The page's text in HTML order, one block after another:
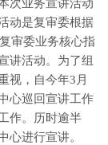
次业务宣讲活动
动是复审委根据
审委业务核心指
讲活动。为了组
视，自今年3月
心巡回宣讲工作
作。历时逾半
心进行宣讲。